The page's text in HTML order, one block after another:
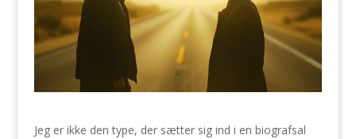
Jeg er ikke den type, der sætter sig ind i en biografsal